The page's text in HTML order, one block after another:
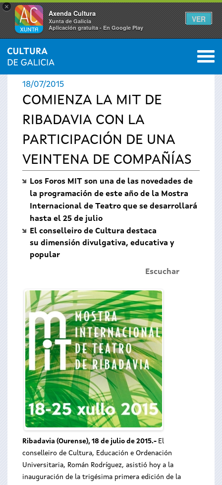
×
Axenda Cultura
Xunta de Galicia
Aplicación gratuíta - En Google Play
VER
Se
encuentra
usted
aquí
INICIO › ACTUALIDAD 0
18/07/2015
COMIENZA LA MIT DE
RIBADAVIA CON LA
PARTICIPACIÓN DE UNA
VEINTENA DE COMPAÑÍAS
Los Foros MIT son una de las novedades de
la programación de este año de la Mostra
Internacional de Teatro que se desarrollará
hasta el 25 de julio
El conselleiro de Cultura destaca
su dimensión divulgativa, educativa y
popular
Escuchar
Ribadavia (Ourense), 18 de julio de 2015.- El
conselleiro de Cultura, Educación e Ordenación
Universitaria, Román Rodríguez, asistió hoy a la
inauguración de la trigésima primera edición de la